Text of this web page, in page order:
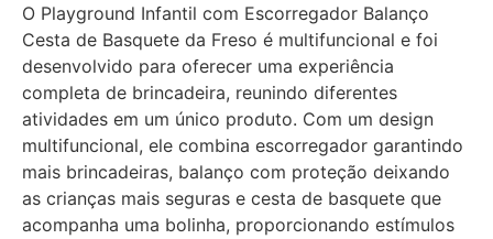
O Playground Infantil com Escorregador Balanço
Cesta de Basquete da Freso é multifuncional e foi
desenvolvido para oferecer uma experiência
completa de brincadeira, reunindo diferentes
atividades em um único produto. Com um design
multifuncional, ele combina escorregador garantindo
mais brincadeiras, balanço com proteção deixando
as crianças mais seguras e cesta de basquete que
acompanha uma bolinha, proporcionando estímulos